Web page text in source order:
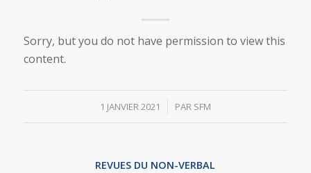
Sorry, but you do not have permission to view this
content.
1 JANVIER 2021
/ PAR SFM
REVUES DU NON-VERBAL